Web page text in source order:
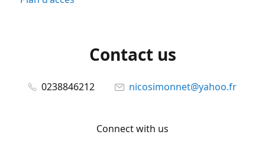
Contact us
0238846212 nicosimonnet@yahoo.fr
Connect with us